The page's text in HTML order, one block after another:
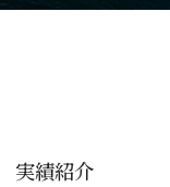
実績紹介